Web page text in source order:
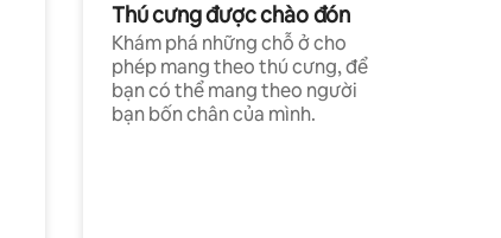
Thú cưng được chào đón
Khám phá những chỗ ở cho
phép mang theo thú cưng, để
bạn có thể mang theo người
bạn bốn chân của mình.